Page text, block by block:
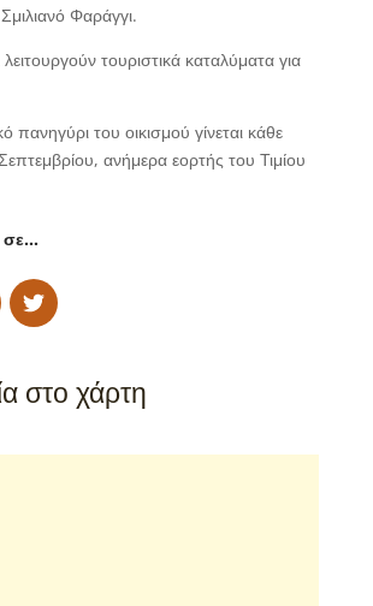
Φαράγγι.
τουριστικά καταλύματα για
πανηγύρι του οικισμού γίνεται κάθε
ανήμερα εορτής του Τιμίου
σε…
στο χάρτη